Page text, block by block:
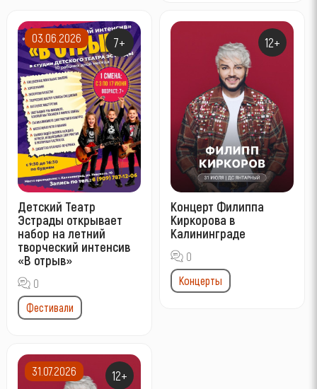
Детский Театр
Эстрады открывает
набор на летний
творческий интенсив
«В отрыв»
0
Фестивали
03.06.2026 7+
Концерт Филиппа
Киркорова в
Калининграде
0
Концерты
12+
31.07.2026 12+